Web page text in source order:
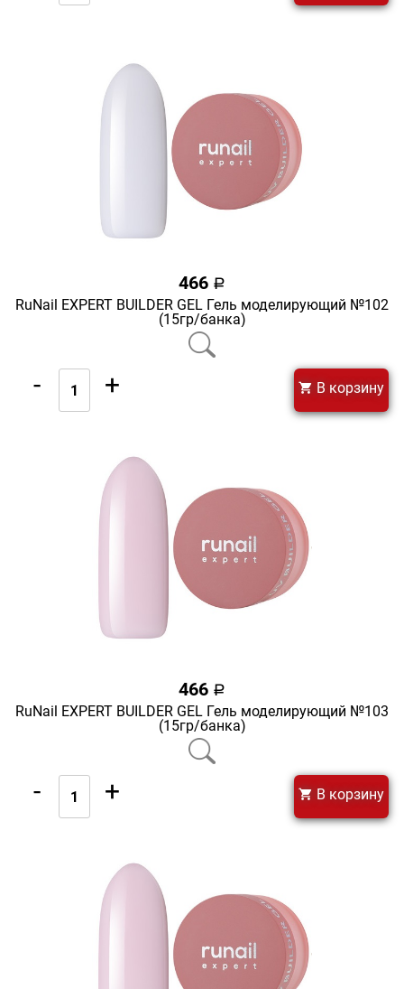
466 a
RuNail EXPERT BUILDER GEL Гель моделирующий №102
(15гр/банка)
- + В корзину
466 a
RuNail EXPERT BUILDER GEL Гель моделирующий №103
(15гр/банка)
- + В корзину